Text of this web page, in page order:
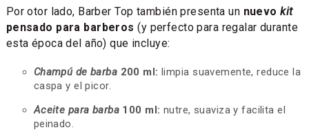
Por otor lado, Barber Top también presenta un nuevokit
pensado para barberos(y perfecto para regalar durante
esta época del año) que incluye:
Champú de barba 200 ml:limpia suavemente, reduce la
caspa y el picor.
Aceite para barba 100 ml: nutre, suaviza y facilita el
peinado.